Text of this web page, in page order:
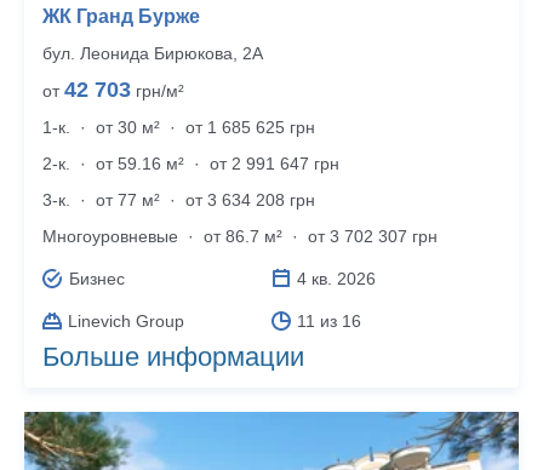
ЖК Гранд Бурже
бул. Леонида Бирюкова, 2А
от42 703 грн/м²
1-к.
· от 30 м² ·
от 1 685 625 грн
2-к.
· от 59.16 м² ·
от 2 991 647 грн
3-к.
· от 77 м² ·
от 3 634 208 грн
Много­уровневые
· от 86.7 м² · от 3 702 307 грн
Бизнес 4 кв. 2026
Linevich Group 11 из 16
Больше информации